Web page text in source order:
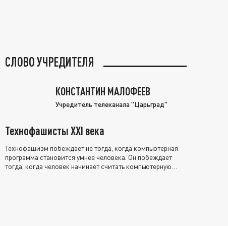
СЛОВО УЧРЕДИТЕЛЯ
КОНСТАНТИН МАЛОФЕЕВ
Учредитель телеканала "Царьград"
Технофашисты XXI века
Технофашизм побеждает не тогда, когда компьютерная
программа становится умнее человека. Он побеждает
тогда, когда человек начинает считать компьютерную